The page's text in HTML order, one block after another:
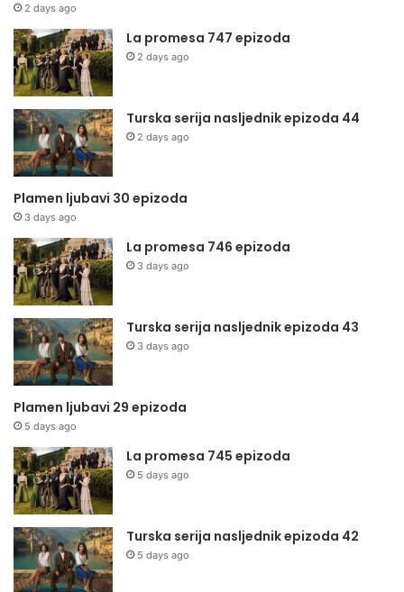
2 days ago
La promesa 747 epizoda
2 days ago
Turska serija nasljednik epizoda 44
2 days ago
Plamen ljubavi 30 epizoda
3 days ago
La promesa 746 epizoda
3 days ago
Turska serija nasljednik epizoda 43
3 days ago
Plamen ljubavi 29 epizoda
5 days ago
La promesa 745 epizoda
5 days ago
Turska serija nasljednik epizoda 42
5 days ago